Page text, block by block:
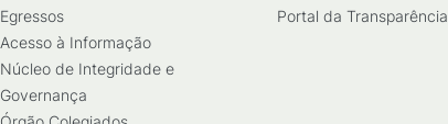
Egressos
Acesso à Informação
Núcleo de Integridade e
Governança
Portal da Transparência